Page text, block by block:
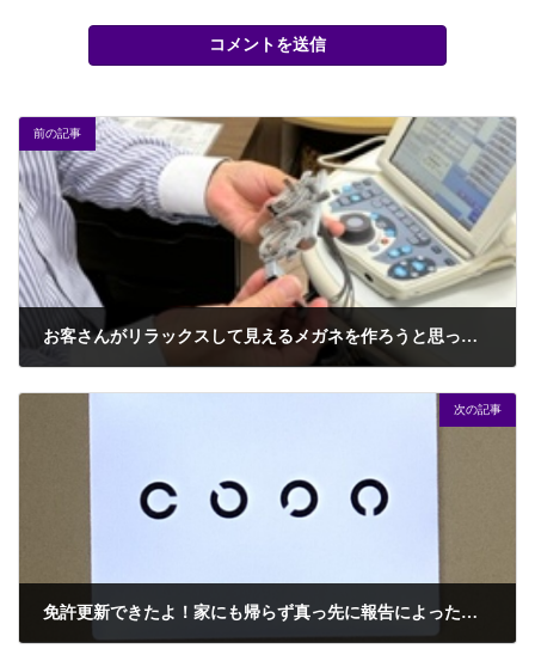
前の記事
お客さんがリラックスして見えるメガネを作ろうと思ったら、測る方はすっげー疲れる。昨日の勉強会でよお～く分かったわ。
次の記事
免許更新できたよ！家にも帰らず真っ先に報告によったよ。